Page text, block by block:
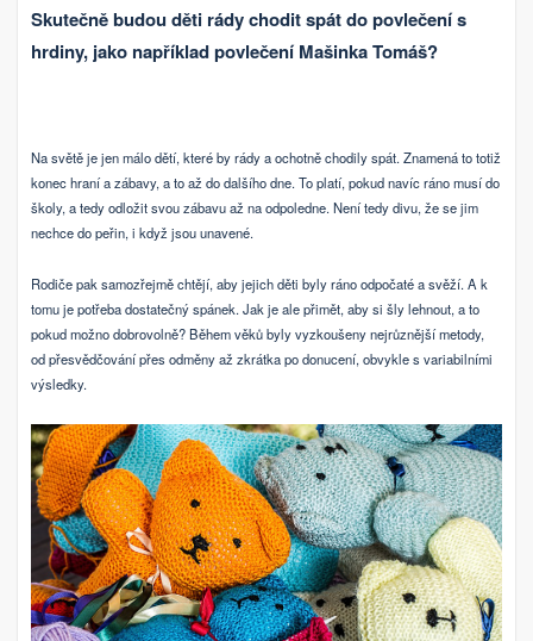
Skutečně budou děti rády chodit spát do povlečení s
hrdiny, jako například povlečení Mašinka Tomáš?
Na světě je jen málo dětí, které by rády a ochotně chodily spát. Znamená to totiž
konec hraní a zábavy, a to až do dalšího dne. To platí, pokud navíc ráno musí do
školy, a tedy odložit svou zábavu až na odpoledne. Není tedy divu, že se jim
nechce do peřin, i když jsou unavené.
Rodiče pak samozřejmě chtějí, aby jejich děti byly ráno odpočaté a svěží. A k
tomu je potřeba dostatečný spánek. Jak je ale přimět, aby si šly lehnout, a to
pokud možno dobrovolně? Během věků byly vyzkoušeny nejrůznější metody,
od přesvědčování přes odměny až zkrátka po donucení, obvykle s variabilními
výsledky.